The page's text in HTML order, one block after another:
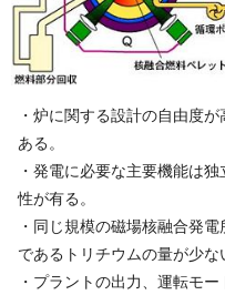
・炉に関する設計の自由度
ある。
・発電に必要な主要機能は
性が有る。
・同じ規模の磁場核融合発
であるトリチウムの量が少な
・プラントの出力、運転モ